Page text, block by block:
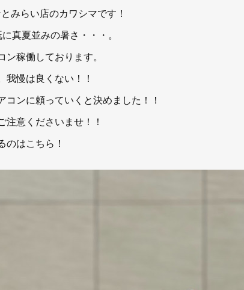
みらい店のカワシマです！
真夏並みの暑さ・・・。
稼働しております。
我慢は良くない！！
コンに頼っていくと決めました！！
注意くださいませ！！
のはこちら！